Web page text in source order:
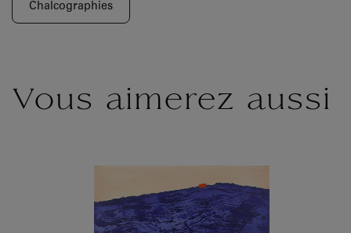
Chalcographies
Vous aimerez aussi